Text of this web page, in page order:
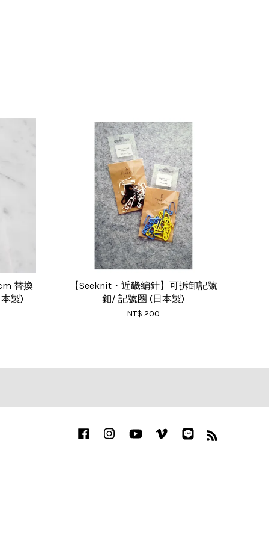
替換
製)
【Seeknit・近畿編針】可拆卸記號
釦/ 記號圈 (日本製)
NT$ 200
Facebook InstagramYouTube Vimeo Line